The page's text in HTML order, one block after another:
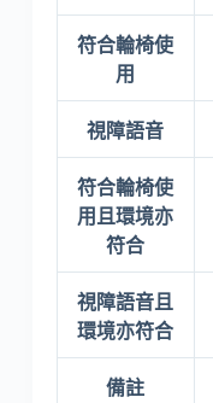
符合輪椅使
用
視障語音
符合輪椅使
用且環境亦
符合
視障語音且
環境亦符合
備註